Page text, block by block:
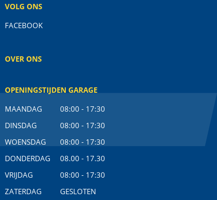
VOLG ONS
FACEBOOK
OVER ONS
OPENINGSTIJDEN GARAGE
MAANDAG
08:00 - 17:30
DINSDAG
08:00 - 17:30
WOENSDAG
08:00 - 17:30
DONDERDAG
08.00 - 17.30
VRIJDAG
08:00 - 17:30
ZATERDAG
GESLOTEN